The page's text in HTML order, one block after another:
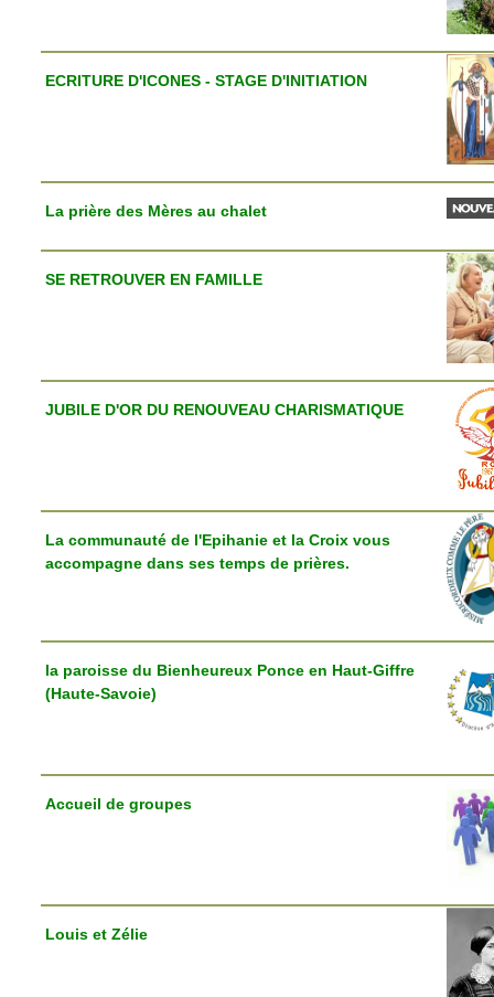
ECRITURE D'ICONES - STAGE D'INITIATION
La prière des Mères au chalet
SE RETROUVER EN FAMILLE
JUBILE D'OR DU RENOUVEAU CHARISMATIQUE
La communauté de l'Epihanie et la Croix vous
accompagne dans ses temps de prières.
la paroisse du Bienheureux Ponce en Haut-Giffre
(Haute-Savoie)
Accueil de groupes
Louis et Zélie